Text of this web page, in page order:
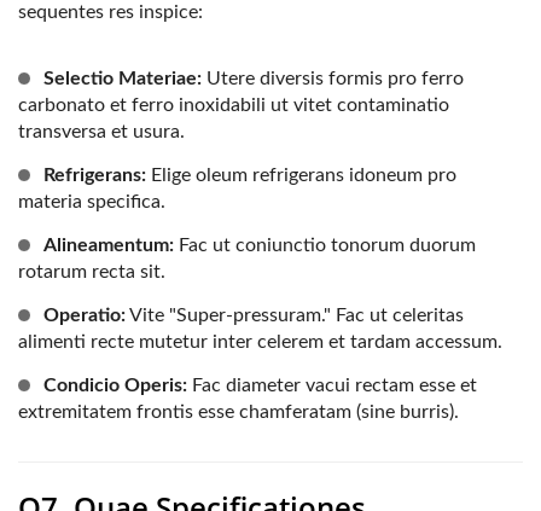
sequentes res inspice:
Selectio Materiae: Utere diversis formis pro ferro
carbonato et ferro inoxidabili ut vitet contaminatio
transversa et usura.
Refrigerans: Elige oleum refrigerans idoneum pro
materia specifica.
Alineamentum: Fac ut coniunctio tonorum duorum
rotarum recta sit.
Operatio:Vite "Super-pressuram." Fac ut celeritas
alimenti recte mutetur inter celerem et tardam accessum.
Condicio Operis: Fac diameter vacui rectam esse et
extremitatem frontis esse chamferatam (sine burris).